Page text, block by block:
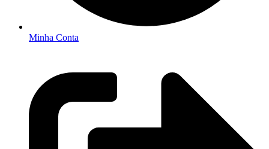
Minha Conta